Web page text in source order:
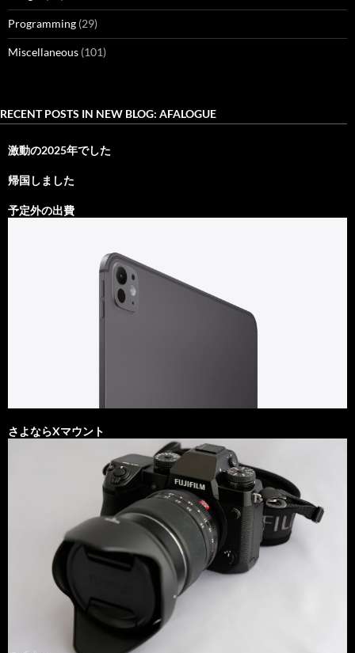
Programming (29)
Miscellaneous (101)
RECENT POSTS IN NEW BLOG: AFALOGUE
激動の2025年でした
帰国しました
予定外の出費
さよならXマウント